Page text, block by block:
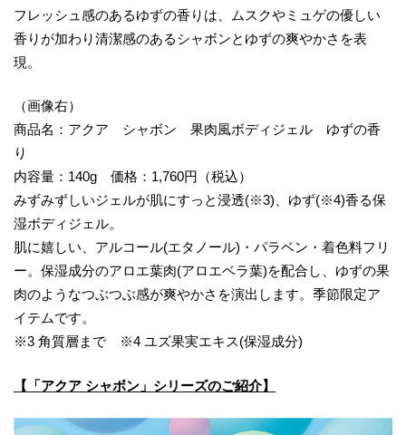
フレッシュ感のあるゆずの香りは、ムスクやミュゲの優しい
香りが加わり清潔感のあるシャボンとゆずの爽やかさを表
現。
（画像右）
商品名：アクア シャボン 果肉風ボディジェル ゆずの香
り
内容量：140g 価格：1,760円（税込）
みずみずしいジェルが肌にすっと浸透(※3)、ゆず(※4)香る保
湿ボディジェル。
肌に嬉しい、アルコール(エタノール)・パラベン・着色料フリ
ー。保湿成分のアロエ葉肉(アロエベラ葉)を配合し、ゆずの果
肉のようなつぶつぶ感が爽やかさを演出します。季節限定ア
イテムです。
※3 角質層まで ※4 ユズ果実エキス(保湿成分)
【「アクア シャボン」シリーズのご紹介】